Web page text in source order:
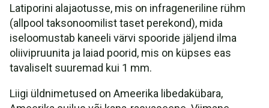
Latiporini alajaotusse, mis on infrageneriline rühm
(allpool taksonoomilist taset perekond), mida
iseloomustab kaneeli värvi spooride jäljend ilma
oliivipruunita ja laiad poorid, mis on küpses eas
tavaliselt suuremad kui 1 mm.
Liigi üldnimetused on Ameerika libedakübara,